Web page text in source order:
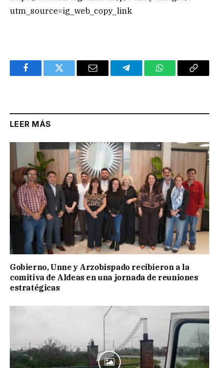
utm_source=ig_web_copy_link
FacebookTwitter Email TelegramWhatsAppCopy
LEER MÁS
Gobierno, Unne y Arzobispado recibieron a la
comitiva de Aldeas en una jornada de reuniones
estratégicas